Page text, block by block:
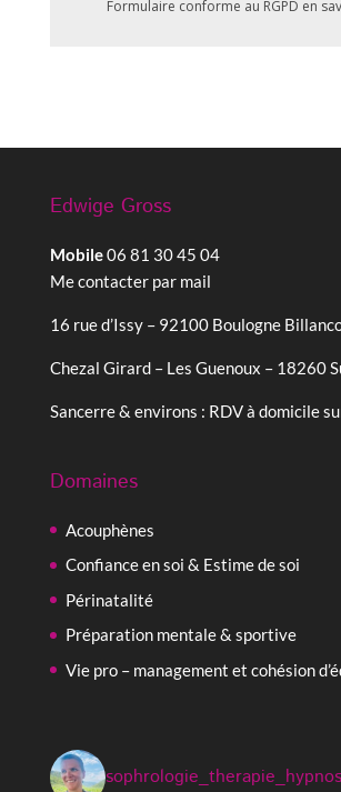
Formulaire conforme au RGPD en
Edwige Gross
Mobile06 81 30 45 04
Me contacter par mail
16 rue d’Issy – 92100 Boulogne
Chezal Girard – Les Guenoux – 18260
Sancerre & environs : RDV à domicile
Domaines
Acouphènes
Confiance en soi & Estime de soi
Périnatalité
Préparation mentale & sportive
Vie pro – management et cohésion